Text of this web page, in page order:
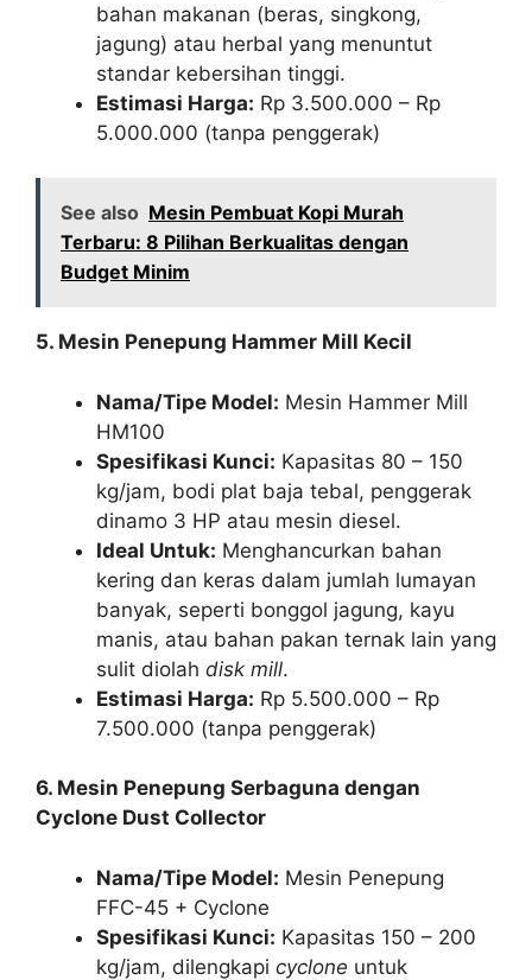
bahan makanan (beras, singkong,
jagung) atau herbal yang menuntut
standar kebersihan tinggi.
Estimasi Harga: Rp 3.500.000 – Rp
5.000.000 (tanpa penggerak)
See also Mesin Pembuat Kopi Murah
Terbaru: 8 Pilihan Berkualitas dengan
Budget Minim
5. Mesin Penepung Hammer Mill Kecil
Nama/Tipe Model: Mesin Hammer Mill
HM100
Spesifikasi Kunci: Kapasitas 80 – 150
kg/jam, bodi plat baja tebal, penggerak
dinamo 3 HP atau mesin diesel.
Ideal Untuk: Menghancurkan bahan
kering dan keras dalam jumlah lumayan
banyak, seperti bonggol jagung, kayu
manis, atau bahan pakan ternak lain yang
sulit diolah disk mill.
Estimasi Harga: Rp 5.500.000 – Rp
7.500.000 (tanpa penggerak)
6. Mesin Penepung Serbaguna dengan
Cyclone Dust Collector
Nama/Tipe Model: Mesin Penepung
FFC-45 + Cyclone
Spesifikasi Kunci: Kapasitas 150 – 200
kg/jam, dilengkapi cyclone untuk